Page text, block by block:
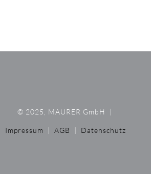
© 2025, MAURER GmbH |
Impressum | AGB | Datenschutz